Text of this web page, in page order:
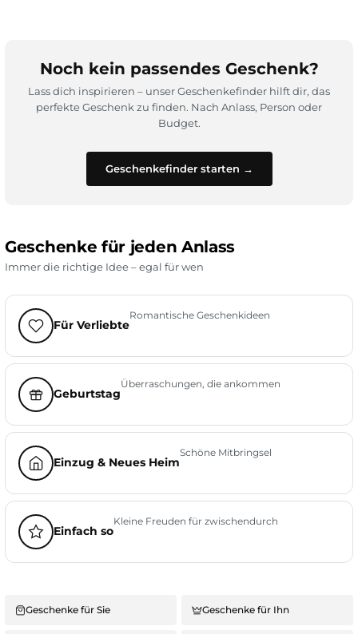
Noch kein passendes Geschenk?
Lass dich inspirieren – unser Geschenkefinder hilft dir, das
perfekte Geschenk zu finden. Nach Anlass, Person oder
Budget.
Geschenkefinder starten →
Geschenke für jeden Anlass
Immer die richtige Idee – egal für wen
Für Verliebte
Romantische Geschenkideen
Geburtstag
Überraschungen, die ankommen
Einzug & Neues Heim
Schöne Mitbringsel
Einfach so
Kleine Freuden für zwischendurch
Geschenke für Sie Geschenke für Ihn